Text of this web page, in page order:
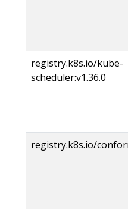
registry.k8s.io/kube-
scheduler:v1.36.0
registry.k8s.io/